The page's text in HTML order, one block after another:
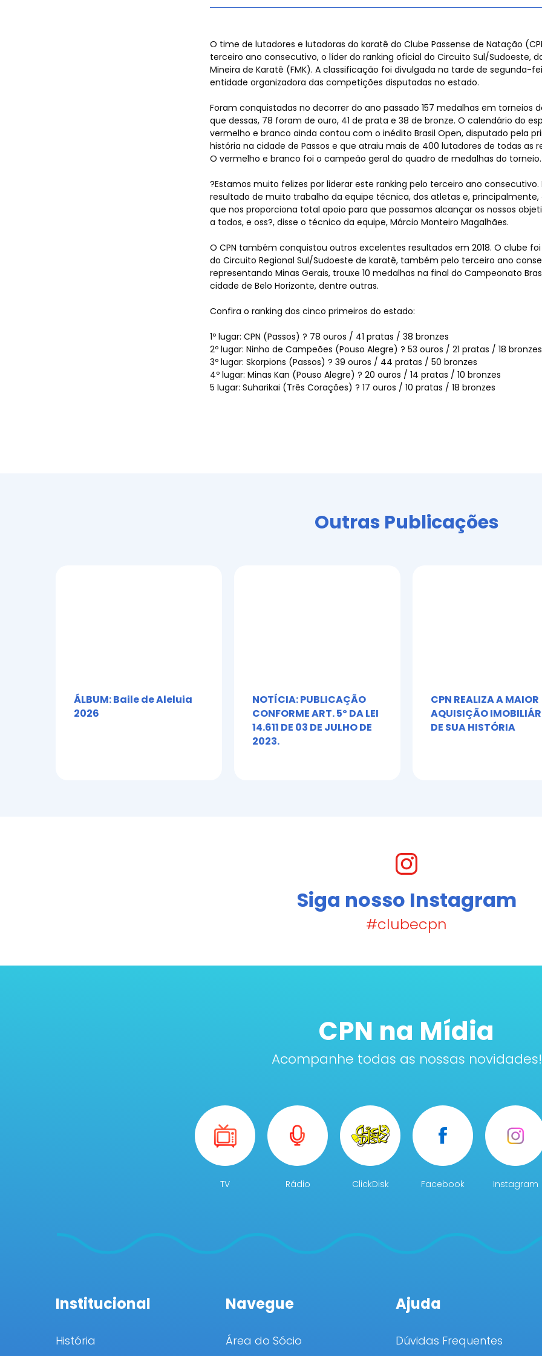
e Esportes
Agenda de
Eventos
Dúvidas
Contato
O time de lutadores e lutadoras do karatê do Clube Passense de Natação
terceiro ano consecutivo, o líder do ranking oficial do Circuito Sul/Sudoeste,
Mineira de Karatê (FMK). A classificação foi divulgada na tarde de segunda-
entidade organizadora das competições disputadas no estado.
Foram conquistadas no decorrer do ano passado 157 medalhas em torneios
que dessas, 78 foram de ouro, 41 de prata e 38 de bronze. O calendário do
vermelho e branco ainda contou com o inédito Brasil Open, disputado pela
história na cidade de Passos e que atraiu mais de 400 lutadores de todas as
O vermelho e branco foi o campeão geral do quadro de medalhas do torneio.
?Estamos muito felizes por liderar este ranking pelo terceiro ano consecutivo.
resultado de muito trabalho da equipe técnica, dos atletas e, principalmente,
que nos proporciona total apoio para que possamos alcançar os nossos
a todos, e oss?, disse o técnico da equipe, Márcio Monteiro Magalhães.
O CPN também conquistou outros excelentes resultados em 2018. O clube
do Circuito Regional Sul/Sudoeste de karatê, também pelo terceiro ano
representando Minas Gerais, trouxe 10 medalhas na final do Campeonato
cidade de Belo Horizonte, dentre outras.
Confira o ranking dos cinco primeiros do estado:
1º lugar: CPN (Passos) ? 78 ouros / 41 pratas / 38 bronzes
2º lugar: Ninho de Campeões (Pouso Alegre) ? 53 ouros / 21 pratas / 18 bronzes
3º lugar: Skorpions (Passos) ? 39 ouros / 44 pratas / 50 bronzes
4º lugar: Minas Kan (Pouso Alegre) ? 20 ouros / 14 pratas / 10 bronzes
5 lugar: Suharikai (Três Corações) ? 17 ouros / 10 pratas / 18 bronzes
Outras Publicações
ÁLBUM: Baile de Aleluia
2026
NOTÍCIA: PUBLICAÇÃO
CONFORME ART. 5º DA LEI
14.611 DE 03 DE JULHO DE
2023.
CPN REALIZA A MAIOR
AQUISIÇÃO
DE SUA HISTÓRIA
Siga nosso Instagram
#clubecpn
CPN na Mídia
Acompanhe todas as nossas novidades!
TV Rádio ClickDisk Facebook Instagram
Institucional
História
Navegue
Área do Sócio
Ajuda
Dúvidas Frequentes